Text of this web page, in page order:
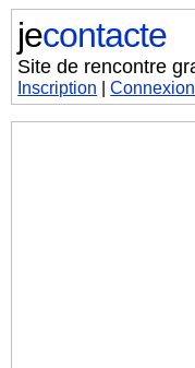
jecontacte
Site de rencontre
Inscription |Connexion